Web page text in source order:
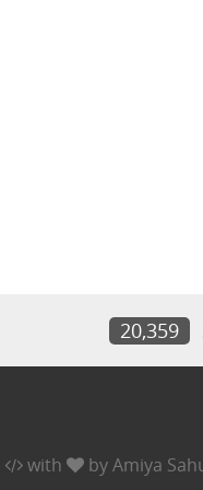
20,359
with byAmiya